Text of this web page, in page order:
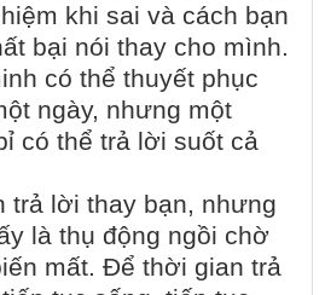
khi sai và cách bạn
bại nói thay cho mình.
có thể thuyết phục
ngày, nhưng một
có thể trả lời suốt cả
trả lời thay bạn, nhưng
là thụ động ngồi chờ
mất. Để thời gian trả